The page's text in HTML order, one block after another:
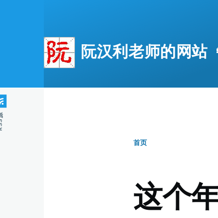
阮汉利老师的网站
包
屑
首页
这个